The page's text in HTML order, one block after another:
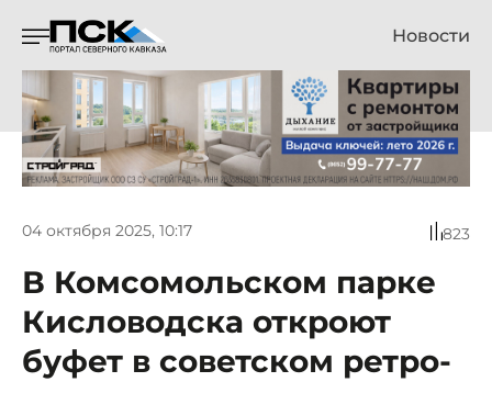
Новости
04 октября 2025, 10:17 823
В Комсомольском парке
Кисловодска откроют
буфет в советском ретро-